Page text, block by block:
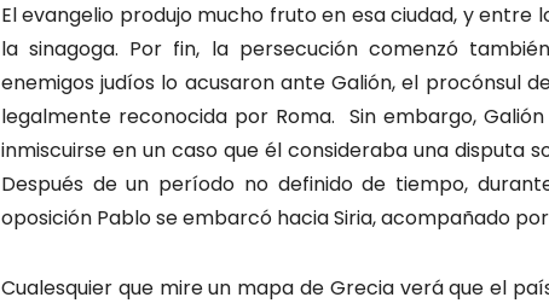
El evangelio produjo mucho fruto en esa ciudad, y entre
la sinagoga. Por fin, la persecución comenzó
enemigos judíos lo acusaron ante Galión, el procónsul
legalmente reconocida por Roma. Sin embargo,
inmiscuirse en un caso que él consideraba una disputa
Después de un período no definido de tiempo,
oposición Pablo se embarcó hacia Siria, acompañado por
Cualesquier que mire un mapa de Grecia verá que el